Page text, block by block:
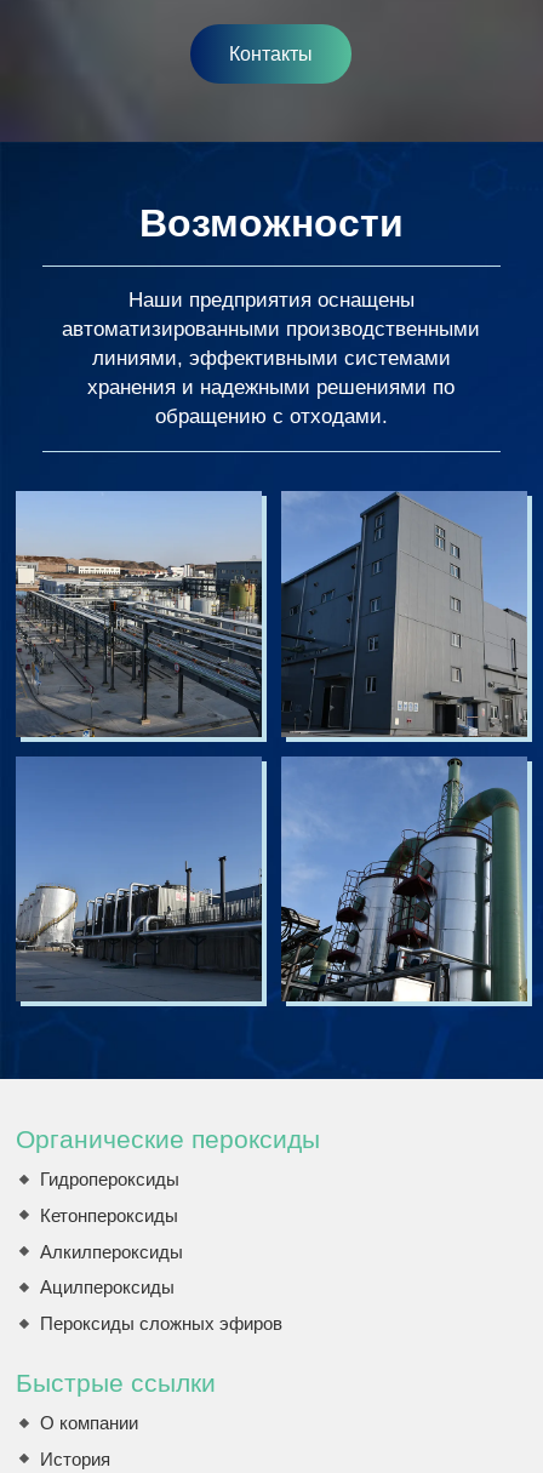
Контакты
Возможности
Наши предприятия оснащены
автоматизированными производственными
линиями, эффективными системами
хранения и надежными решениями по
обращению с отходами.
Органические пероксиды
Гидропероксиды
Кетонпероксиды
Алкилпероксиды
Ацилпероксиды
Пероксиды сложных эфиров
Быстрые ссылки
О компании
История